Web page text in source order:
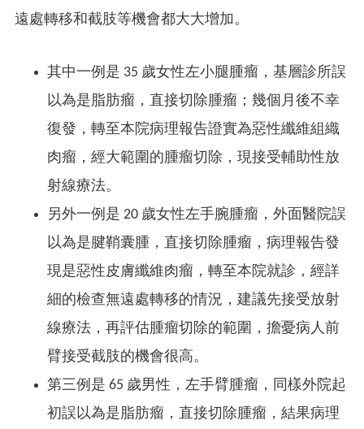
遠處轉移和截肢等機會都大大增加。
其中一例是 35 歲女性左小腿腫瘤，基層診所誤
以為是脂肪瘤，直接切除腫瘤；幾個月後不幸
復發，轉至本院病理報告證實為惡性纖維組織
肉瘤，經大範圍的腫瘤切除，現接受輔助性放
射線療法。
另外一例是 20 歲女性左手腕腫瘤，外面醫院誤
以為是腱鞘囊腫，直接切除腫瘤，病理報告發
現是惡性皮膚纖維肉瘤，轉至本院就診，經詳
細的檢查無遠處轉移的情況，建議先接受放射
線療法，再評估腫瘤切除的範圍，擔憂病人前
臂接受截肢的機會很高。
第三例是 65 歲男性，左手臂腫瘤，同樣外院起
初誤以為是脂肪瘤，直接切除腫瘤，結果病理